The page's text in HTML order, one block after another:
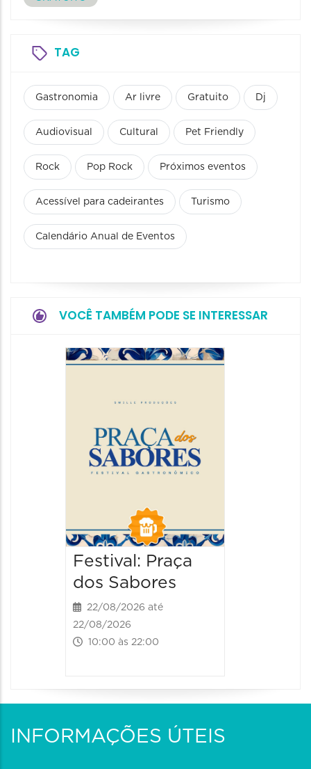
TAG
Gastronomia Ar livre Gratuito Dj
Audiovisual Cultural Pet Friendly
Rock Pop Rock Próximos eventos
Acessível para cadeirantes Turismo
Calendário Anual de Eventos
VOCÊ TAMBÉM PODE SE INTERESSAR
Festival: Praça
dos Sabores
22/08/2026 até
22/08/2026
10:00 às 22:00
INFORMAÇÕES ÚTEIS